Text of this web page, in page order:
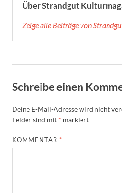
Über Strandgut
Zeige alle Beiträge von
Schreibe einen
Deine E-Mail-Adresse wird nicht
Felder sind mit * markiert
KOMMENTAR *